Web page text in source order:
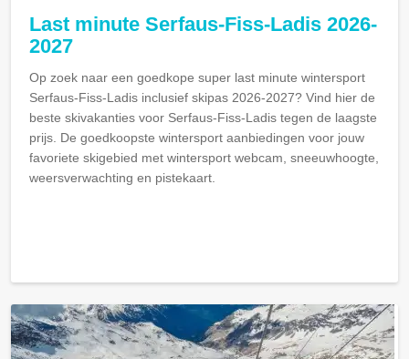
Last minute Serfaus-Fiss-Ladis 2026-
2027
Op zoek naar een goedkope super last minute wintersport
Serfaus-Fiss-Ladis inclusief skipas 2026-2027? Vind hier de
beste skivakanties voor Serfaus-Fiss-Ladis tegen de laagste
prijs. De goedkoopste wintersport aanbiedingen voor jouw
favoriete skigebied met wintersport webcam, sneeuwhoogte,
weersverwachting en pistekaart.